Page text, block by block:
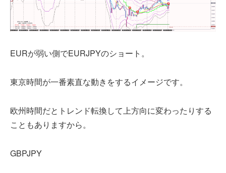
EURが弱い側でEURJPYのショート。
東京時間が一番素直な動きをするイメージです。
欧州時間だとトレンド転換して上方向に変わったりする
こともありますから。
GBPJPY